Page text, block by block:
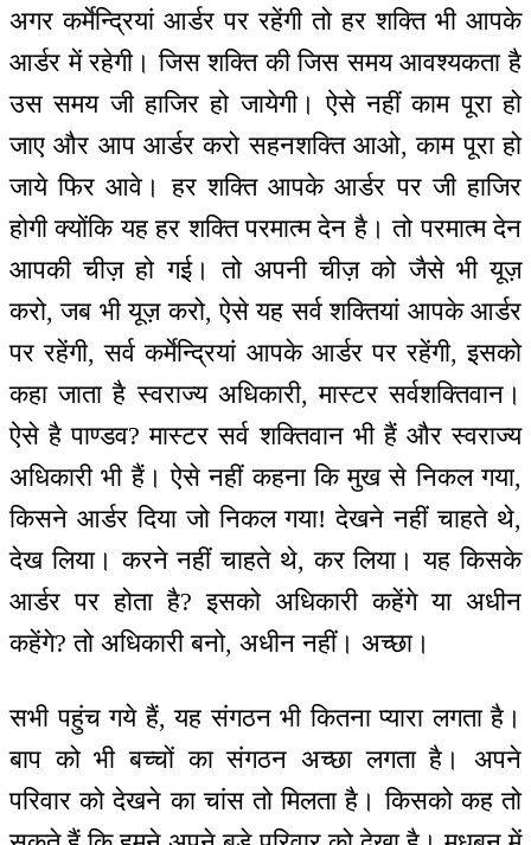
अगर कर्मेन्द्रियां आर्डर पर रहेंगी तो हर शक्ति भी आपके
आर्डर में रहेगी। जिस शक्ति की जिस समय आवश्यकता है
उस समय जी हाजिर हो जायेगी। ऐसे नहीं काम पूरा हो
जाए और आप आर्डर करो सहनशक्ति आओ, काम पूरा हो
जाये फिर आवे। हर शक्ति आपके आर्डर पर जी हाजिर
होगी क्योंकि यह हर शक्ति परमात्म देन है। तो परमात्म देन
आपकी चीज़ हो गई। तो अपनी चीज़ को जैसे भी यूज़
करो, जब भी यूज़ करो, ऐसे यह सर्व शक्तियां आपके आर्डर
पर रहेंगी, सर्व कर्मेन्द्रियां आपके आर्डर पर रहेंगी, इसको
कहा जाता है स्वराज्य अधिकारी, मास्टर सर्वशक्तिवान।
ऐसे है पाण्डव? मास्टर सर्व शक्तिवान भी हैं और स्वराज्य
अधिकारी भी हैं। ऐसे नहीं कहना कि मुख से निकल गया,
किसने आर्डर दिया जो निकल गया! देखने नहीं चाहते थे,
देख लिया। करने नहीं चाहते थे, कर लिया। यह किसके
आर्डर पर होता है? इसको अधिकारी कहेंगे या अधीन
कहेंगे? तो अधिकारी बनो, अधीन नहीं। अच्छा।
सभी पहुंच गये हैं, यह संगठन भी कितना प्यारा लगता है।
बाप को भी बच्चों का संगठन अच्छा लगता है। अपने
परिवार को देखने का चांस तो मिलता है। किसको कह तो